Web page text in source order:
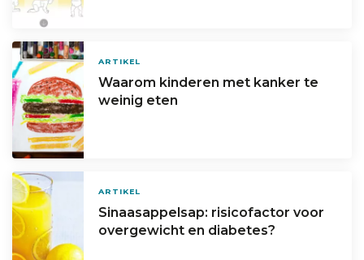
ARTIKEL
Waarom kinderen met kanker te
weinig eten
ARTIKEL
Sinaasappelsap: risicofactor voor
overgewicht en diabetes?